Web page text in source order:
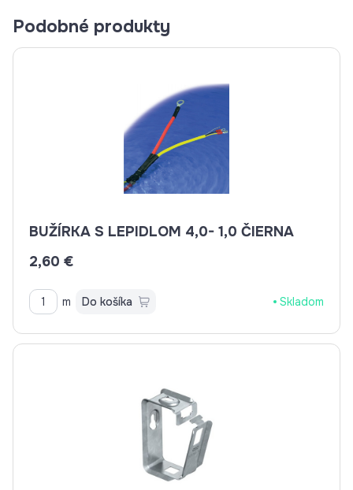
Podobné produkty
BUŽÍRKA S LEPIDLOM 4,0- 1,0 ČIERNA
2,60 €
m Do košíka Skladom